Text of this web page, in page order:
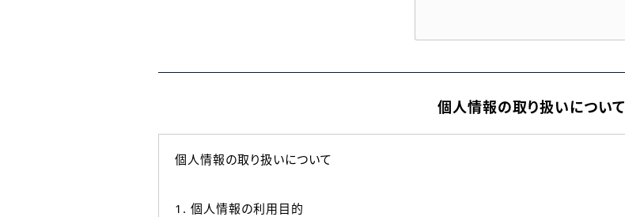
個人情報の取り扱いについて
個人情報の取り扱いについて
1. 個人情報の利用目的